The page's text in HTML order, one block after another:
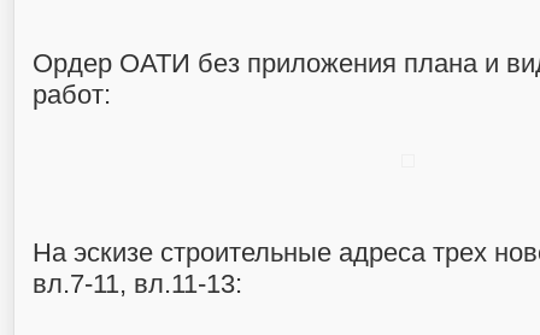
Ордер ОАТИ без приложения плана и
работ:
На эскизе строительные адреса трех
вл.7-11, вл.11-13: